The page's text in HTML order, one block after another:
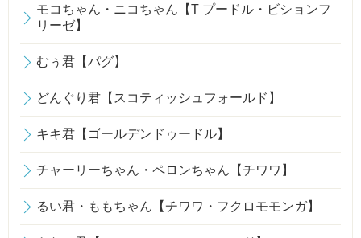
モコちゃん・ニコちゃん【T プードル・ビションフ
リーゼ】
むぅ君【パグ】
どんぐり君【スコティッシュフォールド】
キキ君【ゴールデンドゥードル】
チャーリーちゃん・ペロンちゃん【チワワ】
るい君・ももちゃん【チワワ・フクロモモンガ】